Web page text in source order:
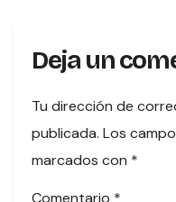
Deja un
Tu dirección de
publicada. Los
marcados con *